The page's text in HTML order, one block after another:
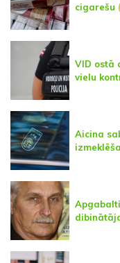
cigarešu
VID ostā
vielu
Aicina